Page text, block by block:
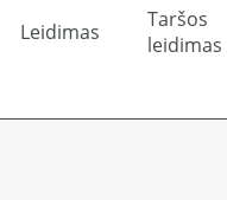
Leidimas
Taršos
leidimas